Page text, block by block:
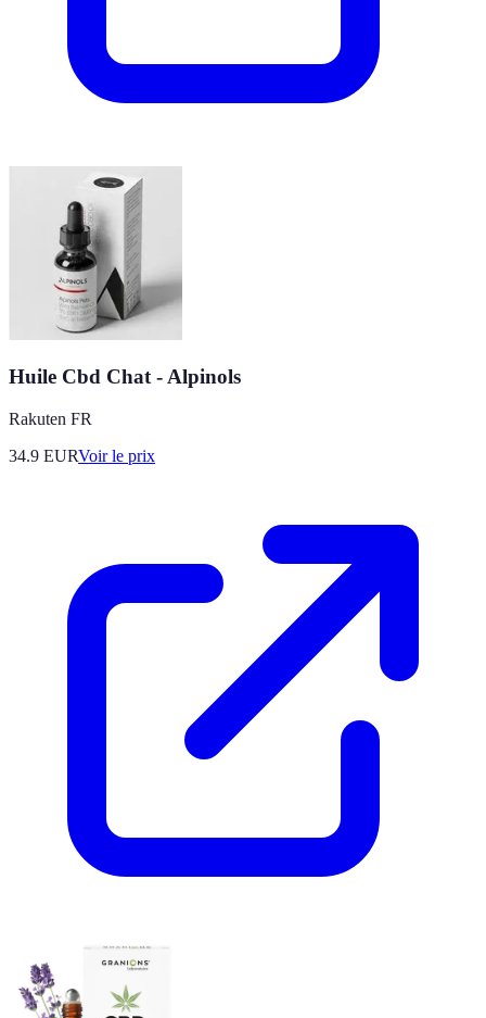
Huile Cbd Chat - Alpinols
Rakuten FR
34.9 EURVoir le prix